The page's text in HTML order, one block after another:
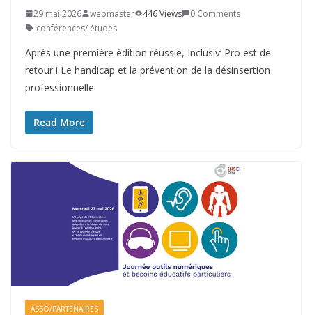
29 mai 2026 webmaster 446 Views
0 Comments
conférences/ études
Après une première édition réussie, Inclusiv’ Pro est de
retour ! Le handicap et la prévention de la désinsertion
professionnelle
Read More
ASSO/PARTENAIRES